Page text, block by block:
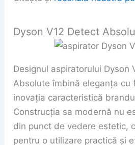
Dyson V12 Detect
Designul aspiratorului Dyson
Absolute îmbină eleganța cu
inovația caracteristică
Construcția sa modernă nu
din punct de vedere estetic,
pentru o utilizare practică și